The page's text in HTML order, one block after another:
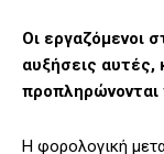
Οι εργαζόμενοι
αυξήσεις
προπληρώνονται
Η φορολογική